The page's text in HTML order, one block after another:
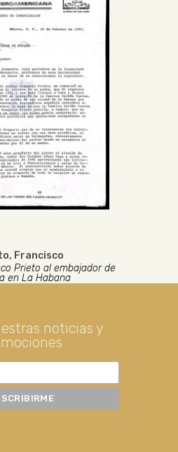
Francisco
Prieto al embajador de
en La Habana
noticias y